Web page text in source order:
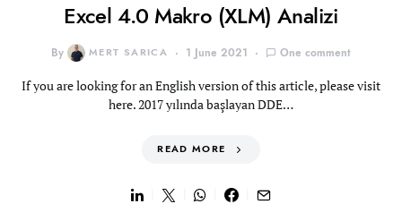
Excel 4.0 Makro (XLM) Analizi
By MERT SARICA 1 June 2021 One comment
If you are looking for an English version of this article, please visit
here. 2017 yılında başlayan DDE…
READ MORE